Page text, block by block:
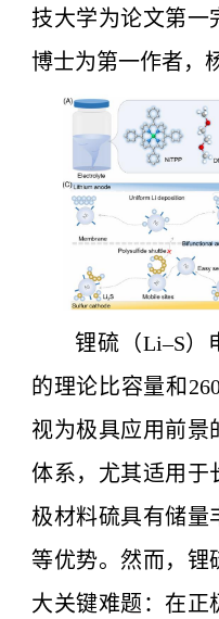
技大学为论文第一
博士为第一作者，
锂硫（Li–S）
的理论比容量和
视为极具应用前景
体系，尤其适用于
极材料硫具有储量
等优势。然而，锂
大关键难题：在正